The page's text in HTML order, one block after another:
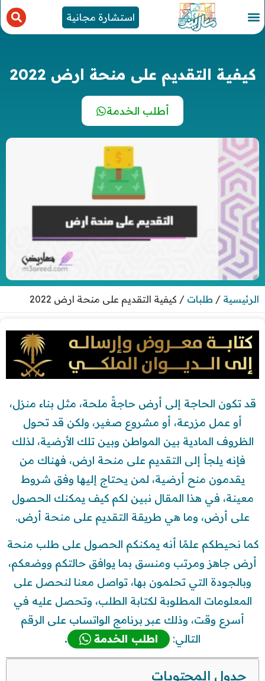
استشارة مجانية
كيفية التقديم على منحة ارض 2022
أطلب الخدمة
الرئيسية / طلبات / كيفية التقديم على منحة ارض 2022
قد تكون الحاجة إلى أرض حاجةً ملحة، مثل بناء منزل،
أو عمل مزرعة، أو مشروع صغير، ولكن قد تحول
الظروف المادية بين المواطن وبين تلك الأرضية، لذلك
فإنه يلجأ إلى التقديم على منحة ارض، فهناك من
يقدمون منح أرضية، لمن يحتاج إليها وفق شروط
معينة، في هذا المقال نبين لكم كيف يمكنك الحصول
على أرض، وما هي طريقة التقديم على منحة أرض.
كما نحيطكم علمًا أنه يمكنكم الحصول على طلب منحة
أرض جاهز ومرتب ومنسق بما يوافق حالتكم ووضعكم،
وبالجودة التي تحلمون بها، تواصل معنا لنحصل على
المعلومات المطلوبة لكتابة الطلب، وتحصل عليه في
أسرع وقت، وذلك عبر برنامج الواتساب على الرقم
التالي:
اطلب الخدمة .
جدول المحتويات